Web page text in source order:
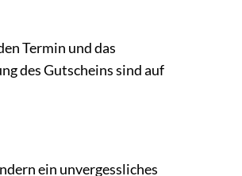
Termin und das
des Gutscheins sind auf
ein unvergessliches